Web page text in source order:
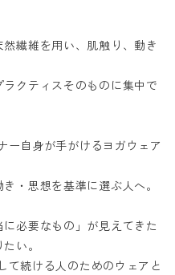
繊維を用い、肌触り、動き
クティスそのものに集中で
自身が手がけるヨガウェア
・思想を基準に選ぶ人へ。
必要なもの」が見えてきた
い。
続ける人のためのウェアと